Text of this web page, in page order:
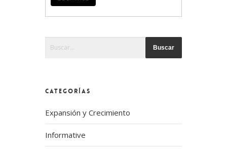
Esto es un campo de búsqueda con una función
CATEGORÍAS
Expansión y Crecimiento
Informative